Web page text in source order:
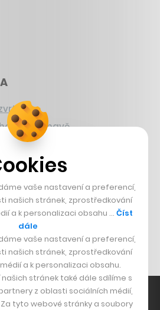
na Šumavě
vaše nastavení a preferencí,
našich stránek, zprostředkování
a k personalizaci obsahu … Číst
dále
vaše nastavení a preferencí,
našich stránek, zprostředkování
a k personalizaci obsahu.
stránek také dále sdílíme s
z oblasti sociálních médií,
tyto webové stránky a soubory